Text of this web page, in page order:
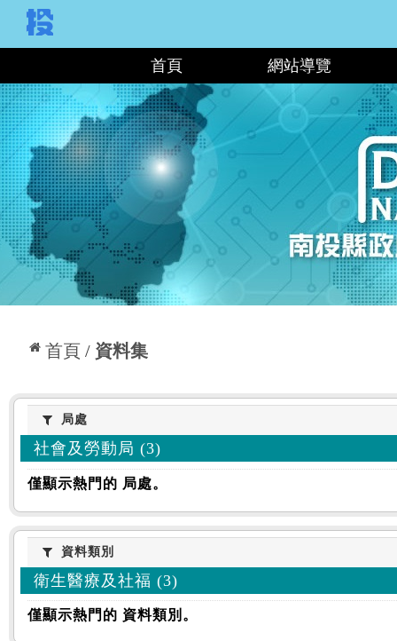
首頁 網站導覽
首頁 資料集
:::
局處局處
社會及勞動局 (3)
僅顯示熱門的 局處。
資料類別
資料類別
衛生醫療及社福 (3)
僅顯示熱門的 資料類別。